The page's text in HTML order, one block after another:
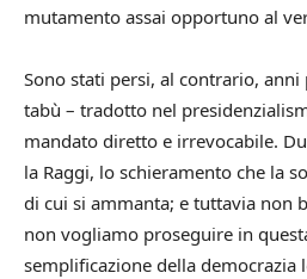
mutamento assai opportuno al
Sono stati persi, al contrario,
tabù – tradotto nel
mandato diretto e irrevocabile.
la Raggi, lo schieramento che la
di cui si ammanta; e tuttavia non
non vogliamo proseguire in
semplificazione della democrazia